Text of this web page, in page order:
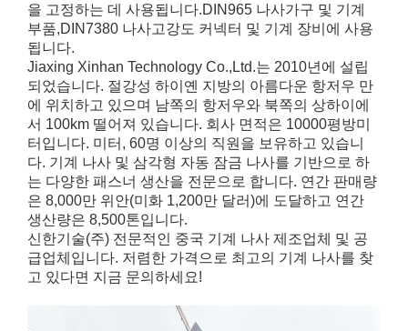
을 고정하는 데 사용됩니다.DIN965 나사가구 및 기계
부품,DIN7380 나사고강도 커넥터 및 기계 장비에 사용
됩니다.
Jiaxing Xinhan Technology Co.,Ltd.는 2010년에 설립
되었습니다. 절강성 하이옌 지방의 아름다운 항저우 만
에 위치하고 있으며 남쪽의 항저우와 북쪽의 상하이에
서 100km 떨어져 있습니다. 회사 면적은 10000평방미
터입니다. 미터, 60명 이상의 직원을 보유하고 있습니
다. 기계 나사 및 삼각형 자동 잠금 나사를 기반으로 하
는 다양한 패스너 생산을 전문으로 합니다. 연간 판매량
은 8,000만 위안(미화 1,200만 달러)에 도달하고 연간
생산량은 8,500톤입니다.
신한기술(주) 전문적인 중국 기계 나사 제조업체 및 공
급업체입니다. 저렴한 가격으로 최고의 기계 나사를 찾
고 있다면 지금 문의하세요!